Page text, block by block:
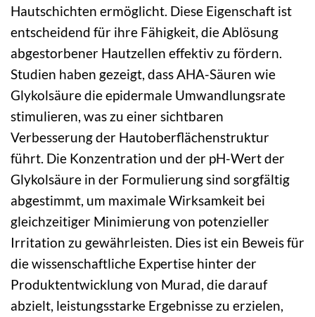
Hautschichten ermöglicht. Diese Eigenschaft ist
entscheidend für ihre Fähigkeit, die Ablösung
abgestorbener Hautzellen effektiv zu fördern.
Studien haben gezeigt, dass AHA-Säuren wie
Glykolsäure die epidermale Umwandlungsrate
stimulieren, was zu einer sichtbaren
Verbesserung der Hautoberflächenstruktur
führt. Die Konzentration und der pH-Wert der
Glykolsäure in der Formulierung sind sorgfältig
abgestimmt, um maximale Wirksamkeit bei
gleichzeitiger Minimierung von potenzieller
Irritation zu gewährleisten. Dies ist ein Beweis für
die wissenschaftliche Expertise hinter der
Produktentwicklung von Murad, die darauf
abzielt, leistungsstarke Ergebnisse zu erzielen,